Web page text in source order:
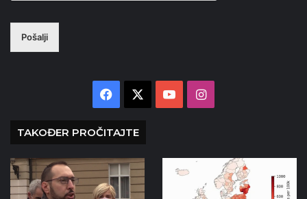
Pošalji
Facebook YouTubeInstagram
TAKOĐER PROČITAJTE